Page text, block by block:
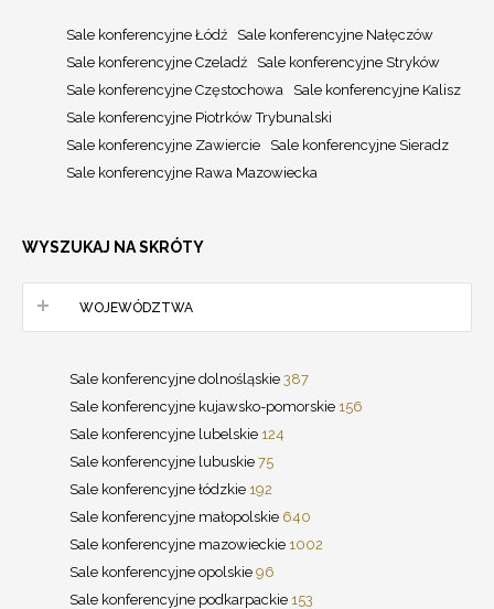
Sale konferencyjne Łódź
Sale konferencyjne Nałęczów
Sale konferencyjne Czeladź
Sale konferencyjne Stryków
Sale konferencyjne Częstochowa
Sale konferencyjne Kalisz
Sale konferencyjne Piotrków Trybunalski
Sale konferencyjne Zawiercie
Sale konferencyjne Sieradz
Sale konferencyjne Rawa Mazowiecka
WYSZUKAJ NA SKRÓTY
WOJEWÓDZTWA
Sale konferencyjne dolnośląskie 387
Sale konferencyjne kujawsko-pomorskie 156
Sale konferencyjne lubelskie 124
Sale konferencyjne lubuskie 75
Sale konferencyjne łódzkie 192
Sale konferencyjne małopolskie 640
Sale konferencyjne mazowieckie 1002
Sale konferencyjne opolskie 96
Sale konferencyjne podkarpackie 153